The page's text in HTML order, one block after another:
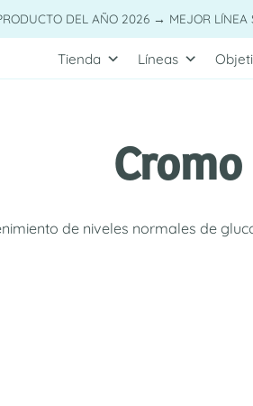
DEL AÑO 2026 → MEJOR LÍNEA
Tienda Líneas
Cromo
de niveles normales de